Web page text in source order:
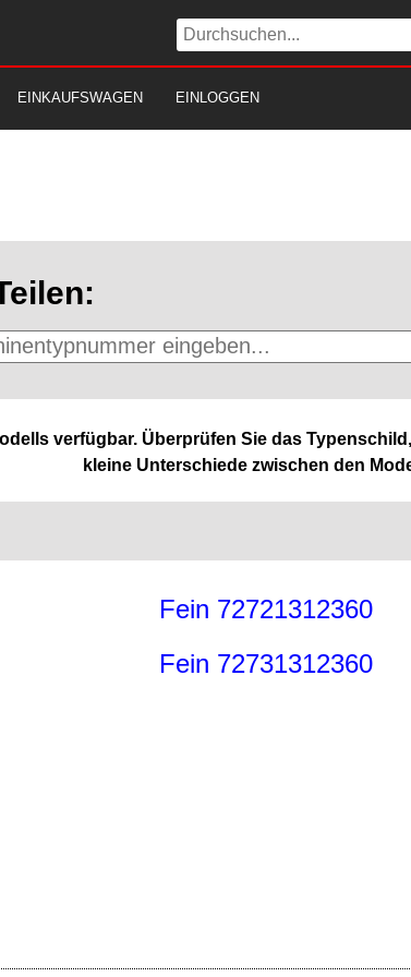
EINKAUFSWAGEN EINLOGGEN
verfügbar. Überprüfen Sie das
kleine Unterschiede zwischen den
Fein 72721312360
Fein 72731312360